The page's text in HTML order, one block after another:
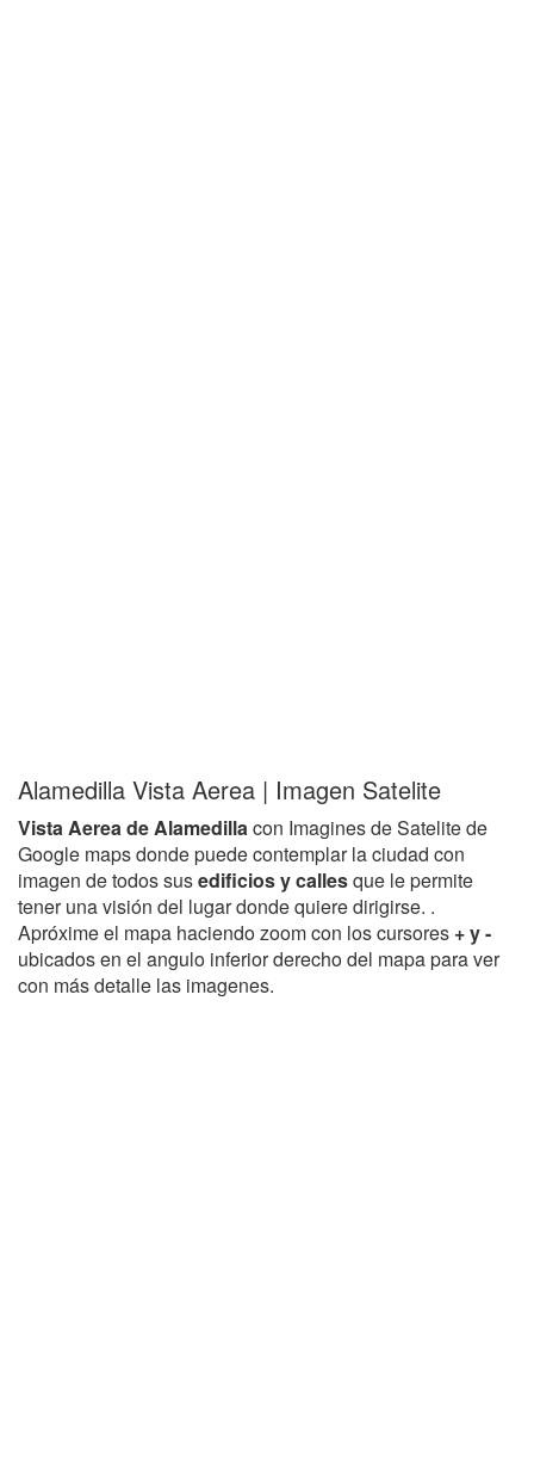
Alamedilla Vista Aerea | Imagen Satelite
Vista Aerea de Alamedillacon Imagines de Satelite de
Google maps donde puede contemplar la ciudad con
imagen de todos susedificios y callesque le permite
tener una visión del lugar donde quiere dirigirse. .
Apróxime el mapa haciendo zoom con los cursores + y -
ubicados en el angulo inferior derecho del mapa para ver
con más detalle las imagenes.